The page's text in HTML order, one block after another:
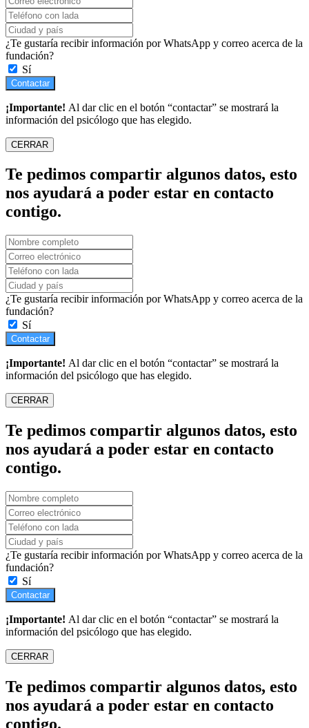
¿Te gustaría recibir información por WhatsApp y correo acerca de la
fundación?
Sí
Contactar
¡Importante! Al dar clic en el botón “contactar” se mostrará la
información del psicólogo que has elegido.
CERRAR
Te pedimos compartir algunos datos, esto
nos ayudará a poder estar en contacto
contigo.
¿Te gustaría recibir información por WhatsApp y correo acerca de la
fundación?
Sí
Contactar
¡Importante! Al dar clic en el botón “contactar” se mostrará la
información del psicólogo que has elegido.
CERRAR
Te pedimos compartir algunos datos, esto
nos ayudará a poder estar en contacto
contigo.
¿Te gustaría recibir información por WhatsApp y correo acerca de la
fundación?
Sí
Contactar
¡Importante! Al dar clic en el botón “contactar” se mostrará la
información del psicólogo que has elegido.
CERRAR
Te pedimos compartir algunos datos, esto
nos ayudará a poder estar en contacto
contigo.